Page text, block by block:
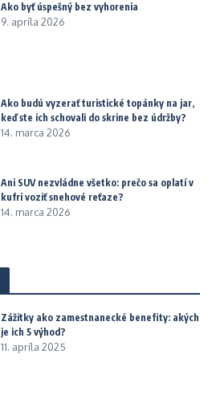
Ako byť úspešný bez vyhorenia
9. apríla 2026
Ako budú vyzerať turistické topánky na jar,
keď ste ich schovali do skrine bez údržby?
14. marca 2026
Ani SUV nezvládne všetko: prečo sa oplatí v
kufri voziť snehové reťaze?
14. marca 2026
Zážitky ako zamestnanecké benefity: akých
je ich 5 výhod?
11. apríla 2025